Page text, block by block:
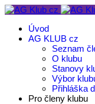
Úvod
AG KLUB cz
Seznam
O klubu
Stanovy
Výbor
Přihláška
Pro členy klubu